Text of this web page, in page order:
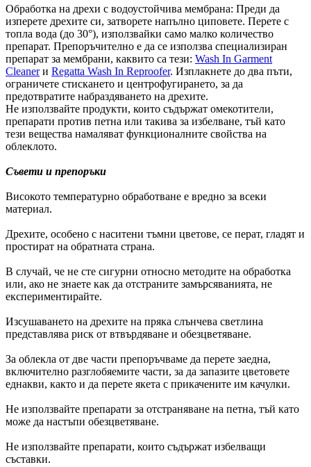
Обработка на дрехи с водоустойчива мембрана: Преди да
изперете дрехите си, затворете напълно циповете. Перете с
топла вода (до 30°), използвайки само малко количество
препарат. Препоръчително е да се използва специализиран
препарат за мембрани, каквито са тези: Wash In Garment
Cleanerи Regatta Wash In Reproofer. Изплакнете до два пъти,
ограничете стискането и центрофугирането, за да
предотвратите набраздяването на дрехите.
Не използвайте продукти, които съдържат омекотители,
препарати против петна или такива за избелване, тъй като
тези вещества намаляват функционалните свойства на
облеклото.
Съвети и препоръки
Високото температурно обработване е вредно за всеки
материал.
Дрехите, особено с наситени тъмни цветове, се перат, гладят и
простират на обратната страна.
В случай, че не сте сигурни относно методите на обработка
или, ако не знаете как да отстраните замърсяванията, не
експериментирайте.
Изсушаването на дрехите на пряка слънчева светлина
представлява риск от втвърдяване и обезцветяване.
За облекла от две части препоръчваме да перете заедна,
включително разглобяемите части, за да запазите цветовете
еднакви, както и да перете якета с прикачените им качулки.
Не използвайте препарати за отстраняване на петна, тъй като
може да настъпи обезцветяване.
Не използвайте препарати, които съдържат избелващи
съставки.